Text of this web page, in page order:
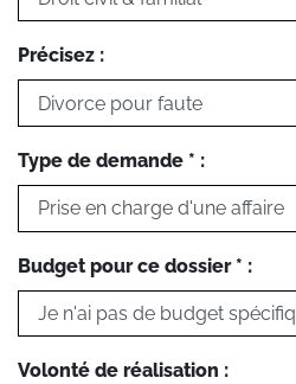
Précisez :
Type de demande * :
Budget pour ce dossier * :
Volonté de réalisation :